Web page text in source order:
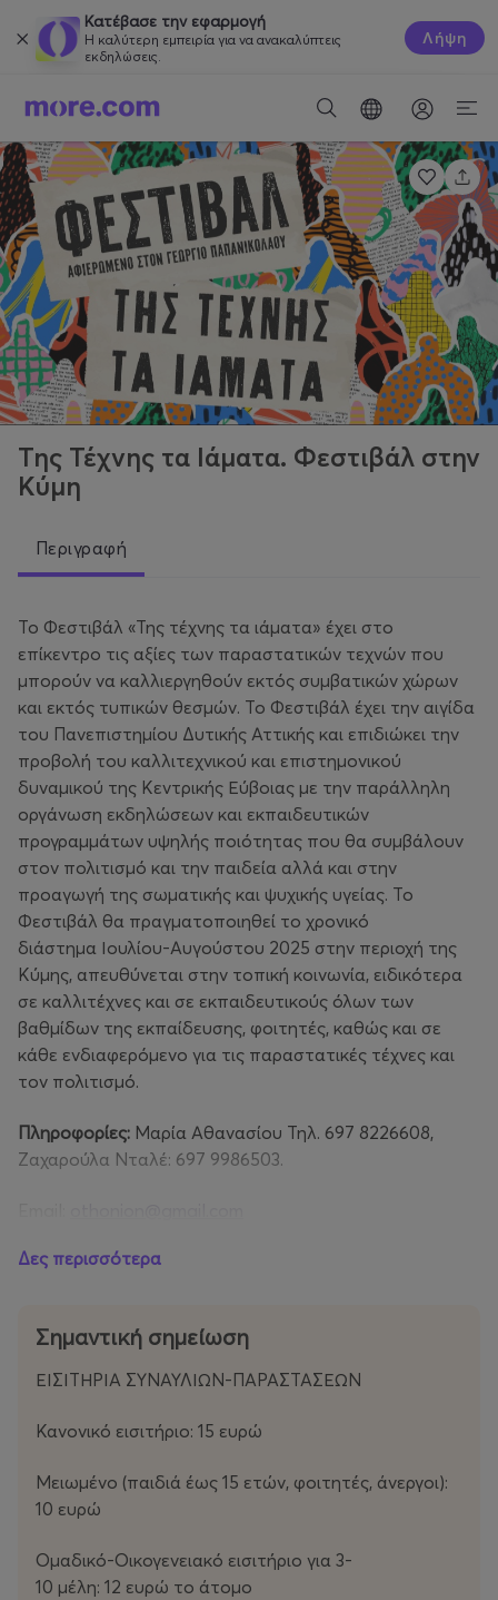
Κατέβασε την εφαρμογή
Η καλύτερη εμπειρία για να ανακαλύπτεις
εκδηλώσεις.
Λήψη
Της Τέχνης τα Ιάματα. Φεστιβάλ στην
Κύμη
Περιγραφή
Το Φεστιβάλ «Της τέχνης τα ιάματα» έχει στο
επίκεντρο τις αξίες των παραστατικών τεχνών που
μπορούν να καλλιεργηθούν εκτός συμβατικών χώρων
και εκτός τυπικών θεσμών. Το Φεστιβάλ έχει την αιγίδα
του Πανεπιστημίου Δυτικής Αττικής και επιδιώκει την
προβολή του καλλιτεχνικού και επιστημονικού
δυναμικού της Κεντρικής Εύβοιας με την παράλληλη
οργάνωση εκδηλώσεων και εκπαιδευτικών
προγραμμάτων υψηλής ποιότητας που θα συμβάλουν
στον πολιτισμό και την παιδεία αλλά και στην
προαγωγή της σωματικής και ψυχικής υγείας. Το
Φεστιβάλ θα πραγματοποιηθεί το χρονικό
διάστημα Ιουλίου-Αυγούστου 2025 στην περιοχή της
Κύμης, απευθύνεται στην τοπική κοινωνία, ειδικότερα
σε καλλιτέχνες και σε εκπαιδευτικούς όλων των
βαθμίδων της εκπαίδευσης, φοιτητές, καθώς και σε
κάθε ενδιαφερόμενο για τις παραστατικές τέχνες και
τον πολιτισμό.
Πληροφορίες: Μαρία Αθανασίου Τηλ. 697 8226608,
Ζαχαρούλα Νταλέ: 697 9986503.
«ΤΗΣ ΤΕΧΝΗΣ ΤΑ ΙΑΜΑΤΑ» 2025
Αφιερωμένο στον Γεώργιο Παπανικολάου-Υπό την
Πανεπιστημίου Δυτικής Αττικής
ΣΥΝΑΥΛΙΕΣ ΚΑΙ ΠΑΡΑΣΤΑΣΕΙΣ
Τρίτη 15 Ιουλίου | 21.00
Δες περισσότερα
Σημαντική σημείωση
ΕΙΣΙΤΗΡΙΑ ΣΥΝΑΥΛΙΩΝ-ΠΑΡΑΣΤΑΣΕΩΝ
Κανονικό εισιτήριο: 15 ευρώ
Μειωμένο (παιδιά έως 15 ετών, φοιτητές, άνεργοι):
10 ευρώ
Ομαδικό-Οικογενειακό εισιτήριο για 3-
10 μέλη: 12 ευρώ το άτομο